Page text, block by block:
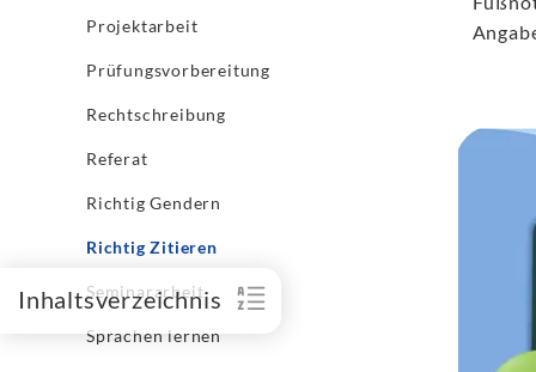
Projektarbeit
Prüfungsvorbereitung
Rechtschreibung
Referat
Richtig Gendern
Richtig Zitieren
Seminararbeit
Sprachen lernen
Inhaltsverzeichnis